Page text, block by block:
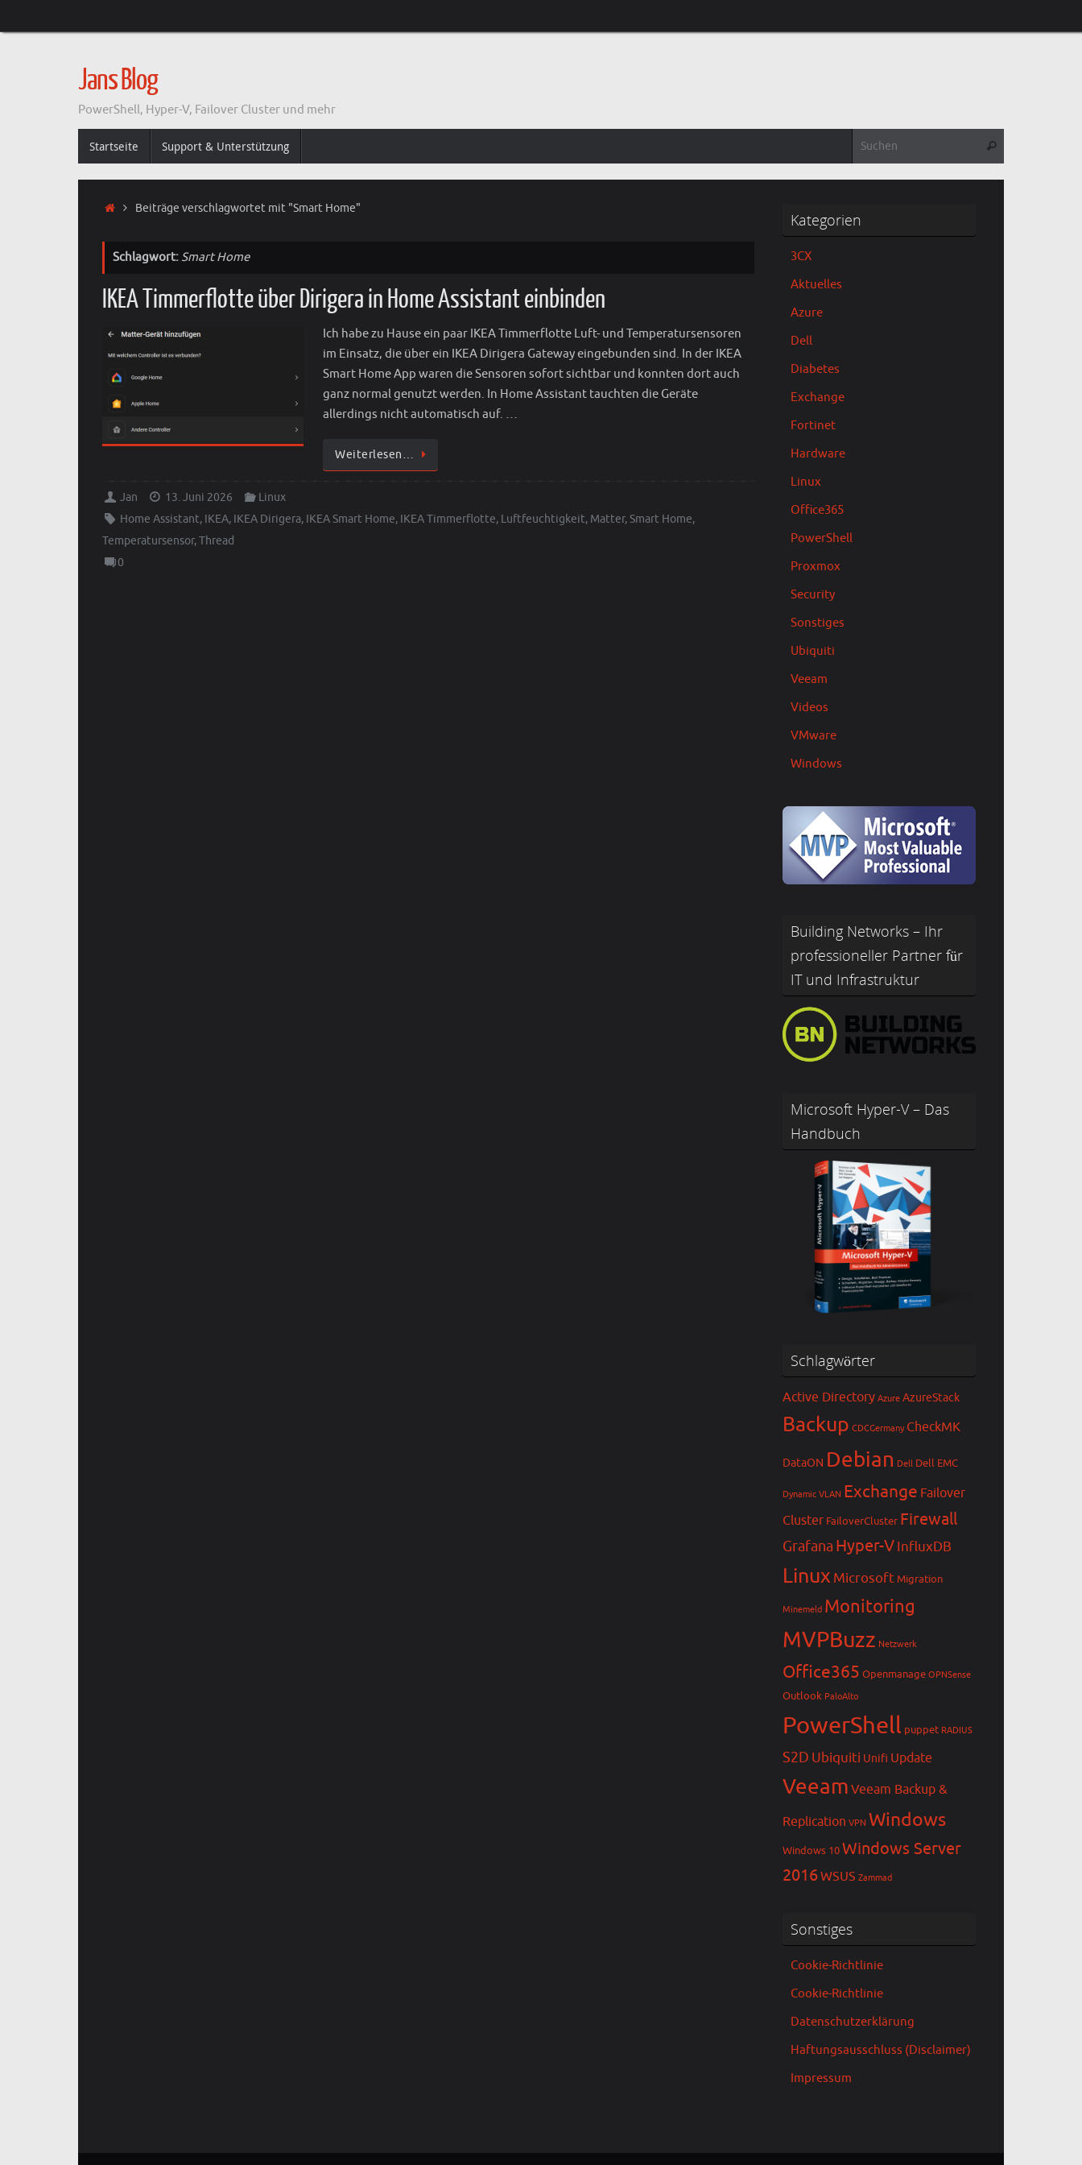
Inhalt
Jans Blog
PowerShell, Hyper-V, Failover Cluster und mehr
Inhalt
Startseite Support & Unterstützung Suchen
StartBeiträge verschlagwortet mit "Smart Home"
Schlagwort:Smart Home
IKEA Timmerflotte über Dirigera in Home Assistant einbinden
Ich habe zu Hause ein paar IKEA Timmerflotte Luft- und Temperatursensoren
im Einsatz, die über ein IKEA Dirigera Gateway eingebunden sind. In der IKEA
Smart Home App waren die Sensoren sofort sichtbar und konnten dort auch
ganz normal genutzt werden. In Home Assistant tauchten die Geräte
allerdings nicht automatisch auf. …
Weiterlesen…
Jan 13. Juni 2026
Linux
Home Assistant, IKEA, IKEA Dirigera, IKEA Smart Home, IKEA Timmerflotte, Luftfeuchtigkeit, Matter, Smart Home,
Temperatursensor,Thread
0
Kategorien
3CX
Aktuelles
Azure
Dell
Diabetes
Exchange
Fortinet
Hardware
Linux
Office365
PowerShell
Proxmox
Security
Sonstiges
Ubiquiti
Veeam
Videos
VMware
Windows
Building Networks – Ihr
professioneller Partner für
IT und Infrastruktur
Microsoft Hyper-V – Das
Handbuch
Schlagwörter
Active Directory Azure AzureStack
Backup CDCGermany CheckMK
DataON Debian Dell Dell EMC
Dynamic VLAN Exchange Failover
Cluster FailoverCluster Firewall
Grafana Hyper-VInfluxDB
Linux Microsoft Migration
Minemeld Monitoring
MVPBuzz Netzwerk
Office365 Openmanage OPNSense
Outlook PaloAlto
PowerShell puppet RADIUS
S2D Ubiquiti Unifi Update
Veeam Veeam Backup &
Replication VPN Windows
Windows 10Windows Server
2016WSUS Zammad
Sonstiges
Cookie-Richtlinie
Cookie-Richtlinie
Datenschutzerklärung
Haftungsausschluss (Disclaimer)
Impressum